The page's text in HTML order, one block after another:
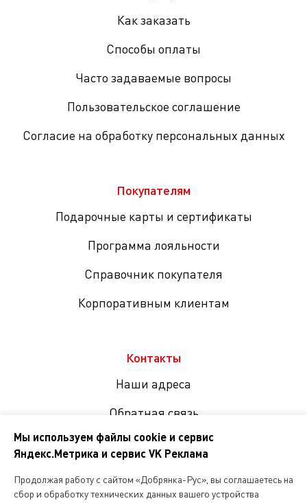
Как заказать
Способы оплаты
Часто задаваемые вопросы
Пользовательское соглашение
Согласие на обработку персональных данных
Покупателям
Подарочные карты и сертификаты
Программа лояльности
Справочник покупателя
Корпоративным клиентам
Контакты
Наши адреса
Обратная связь
соцсетях
Мы используем файлы cookie и сервис
Яндекс.Метрика и сервис VK Реклама
Продолжая работу с сайтом «Добрянка-Рус», вы соглашаетесь на
сбор и обработку технических данных вашего устройства